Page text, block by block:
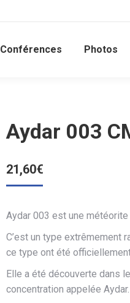
Conférences Photos
Aydar 003
21,60€
Aydar 003 est une
C’est un type extrêmement
ce type ont été
Elle a été découverte dans
concentration appelée Aydar.